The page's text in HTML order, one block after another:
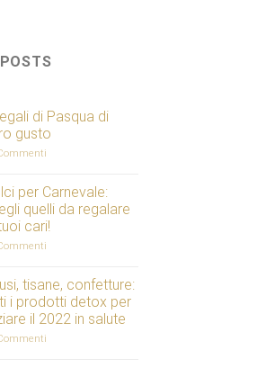
di Pasqua di
gusto
per Carnevale:
quelli da regalare
cari!
tisane, confetture:
i prodotti detox per
il 2022 in salute